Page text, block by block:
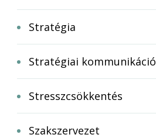
Stratégia
Stratégiai kommunikáció
Stresszcsökkentés
Szakszervezet